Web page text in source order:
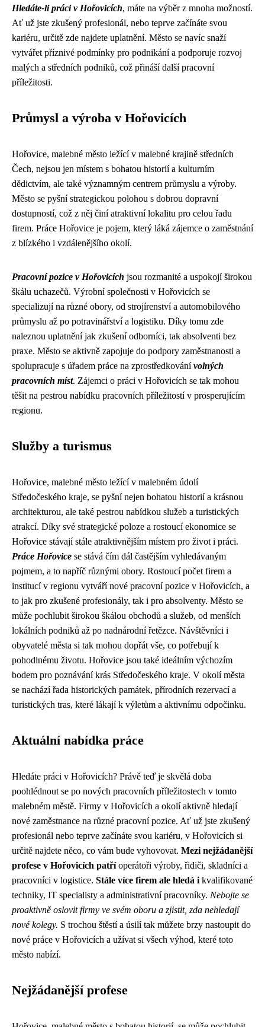
Hledáte-li práci v Hořovicích, máte na výběr z mnoha možností.
Ať už jste zkušený profesionál, nebo teprve začínáte svou
kariéru, určitě zde najdete uplatnění. Město se navíc snaží
vytvářet příznivé podmínky pro podnikání a podporuje rozvoj
malých a středních podniků, což přináší další pracovní
příležitosti.
Průmysl a výroba v Hořovicích
Hořovice, malebné město ležící v malebné krajině středních
Čech, nejsou jen místem s bohatou historií a kulturním
dědictvím, ale také významným centrem průmyslu a výroby.
Město se pyšní strategickou polohou s dobrou dopravní
dostupností, což z něj činí atraktivní lokalitu pro celou řadu
firem. Práce Hořovice je pojem, který láká zájemce o zaměstnání
z blízkého i vzdálenějšího okolí.
Pracovní pozice v Hořovicích jsou rozmanité a uspokojí širokou
škálu uchazečů. Výrobní společnosti v Hořovicích se
specializují na různé obory, od strojírenství a automobilového
průmyslu až po potravinářství a logistiku. Díky tomu zde
naleznou uplatnění jak zkušení odborníci, tak absolventi bez
praxe. Město se aktivně zapojuje do podpory zaměstnanosti a
spolupracuje s úřadem práce na zprostředkovánívolných
pracovních míst. Zájemci o práci v Hořovicích se tak mohou
těšit na pestrou nabídku pracovních příležitostí v prosperujícím
regionu.
Služby a turismus
Hořovice, malebné město ležící v malebném údolí
Středočeského kraje, se pyšní nejen bohatou historií a krásnou
architekturou, ale také pestrou nabídkou služeb a turistických
atrakcí. Díky své strategické poloze a rostoucí ekonomice se
Hořovice stávají stále atraktivnějším místem pro život i práci.
Práce Hořovice se stává čím dál častějším vyhledávaným
pojmem, a to napříč různými obory. Rostoucí počet firem a
institucí v regionu vytváří nové pracovní pozice v Hořovicích, a
to jak pro zkušené profesionály, tak i pro absolventy. Město se
může pochlubit širokou škálou obchodů a služeb, od menších
lokálních podniků až po nadnárodní řetězce. Návštěvníci i
obyvatelé města si tak mohou dopřát vše, co potřebují k
pohodlnému životu. Hořovice jsou také ideálním výchozím
bodem pro poznávání krás Středočeského kraje. V okolí města
se nachází řada historických památek, přírodních rezervací a
turistických tras, které lákají k výletům a aktivnímu odpočinku.
Aktuální nabídka práce
Hledáte práci v Hořovicích? Právě teď je skvělá doba
poohlédnout se po nových pracovních příležitostech v tomto
malebném městě. Firmy v Hořovicích a okolí aktivně hledají
nové zaměstnance na různé pracovní pozice. Ať už jste zkušený
profesionál nebo teprve začínáte svou kariéru, v Hořovicích si
určitě najdete něco, co vám bude vyhovovat. Mezi nejžádanější
profese v Hořovicích patříoperátoři výroby, řidiči, skladníci a
pracovníci v logistice. Stále více firem ale hledá i kvalifikované
techniky, IT specialisty a administrativní pracovníky. Nebojte se
proaktivně oslovit firmy ve svém oboru a zjistit, zda nehledají
nové kolegy. S trochou štěstí a úsilí tak můžete brzy nastoupit do
nové práce v Hořovicích a užívat si všech výhod, které toto
město nabízí.
Nejžádanější profese